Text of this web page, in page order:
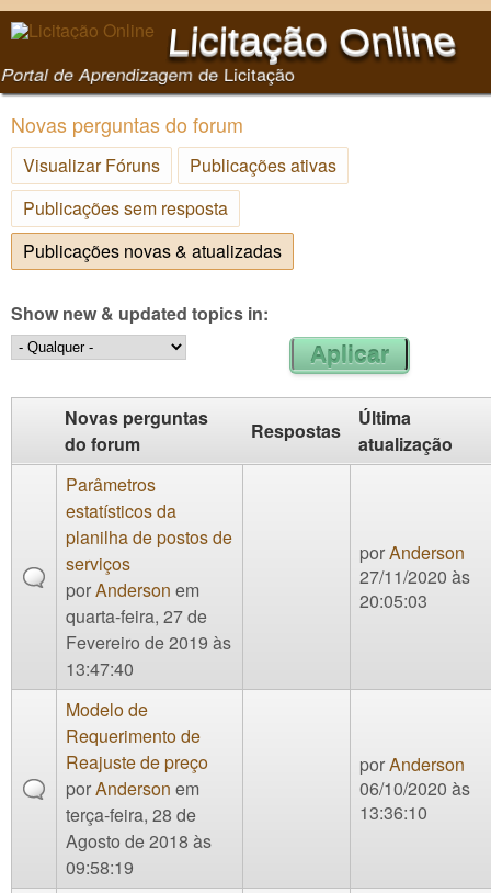
Pular para o conteúdo
principal
Licitação Online
Portal de Aprendizagem de Licitação
Novas perguntas do forum
Visualizar Fóruns
Publicações ativas
Publicações sem resposta
Publicações novas & atualizadas
Show new & updated topics in:
Novas perguntas
do forum
Respostas
Última
atualização
Parâmetros
estatísticos da
planilha de postos de
serviços
porAnderson em
quarta-feira, 27 de
Fevereiro de 2019 às
13:47:40
porAnderson
27/11/2020 às
20:05:03
Modelo de
Requerimento de
Reajuste de preço
porAnderson em
terça-feira, 28 de
Agosto de 2018 às
09:58:19
porAnderson
06/10/2020 às
13:36:10